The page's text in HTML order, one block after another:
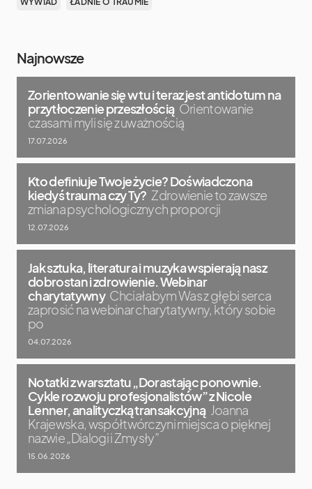
Najnowsze
Zorientowanie się w tu i teraz jest antidotum na
przytłoczenie przeszłością Orientowanie
czasami myli się z uważnością
17.07.2026
Kto definiuje Twoje życie? Doświadczona
kiedyś trauma czy Ty? Zdrowienie to zawsze
zmiana psychologicznych proporcji
12.07.2026
Jak sztuka, literatura i muzyka wspierają nasz
dobrostan i zdrowienie. Webinar
charytatywny Chciałabym Was z głębi serca
zaprosić na webinar charytatywny, który sobie
po
04.07.2026
Notatki z warsztatu „Dorastając ponownie.
Cykle rozwoju profesjonalistów” z Nicole
Lenner, analityczką transakcyjną Joanna
Krajewska, współtwórczyni miejsca o pięknej
nazwie „Dialogi i Zmysły”
15.06.2026